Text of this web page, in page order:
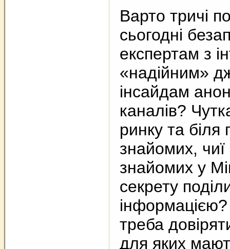
Варто тричі
сьогодні
експертам з
«надійним»
інсайдам
каналів?
ринку та біля
знайомих,
знайомих у
секрету
треба
для яких